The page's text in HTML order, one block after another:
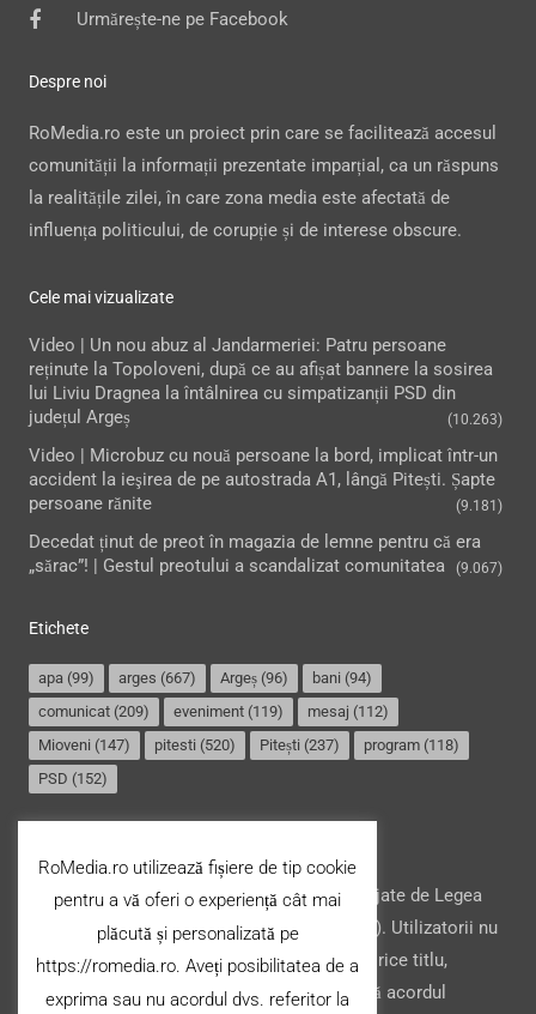
Urmărește-ne pe Facebook
Despre noi
RoMedia.ro este un proiect prin care se facilitează accesul
comunității la informații prezentate imparțial, ca un răspuns
la realitățile zilei, în care zona media este afectată de
influența politicului, de corupție și de interese obscure.
Cele mai vizualizate
Video | Un nou abuz al Jandarmeriei: Patru persoane
reținute la Topoloveni, după ce au afișat bannere la sosirea
lui Liviu Dragnea la întâlnirea cu simpatizanții PSD din
județul Argeș
(10.263)
Video | Microbuz cu nouă persoane la bord, implicat într-un
accident la ieşirea de pe autostrada A1, lângă Pitești. Șapte
persoane rănite
(9.181)
Decedat ținut de preot în magazia de lemne pentru că era
„sărac”! | Gestul preotului a scandalizat comunitatea
(9.067)
Etichete
apa (99) arges (667) Argeș (96) bani (94)
comunicat (209) eveniment (119) mesaj (112)
Mioveni (147) pitesti (520) Pitești (237) program (118)
PSD (152)
Website-ul şi conţinutul acestuia, sunt protejate de Legea
drepturilor de autor din România (nr. 8/1996). Utilizatorii nu
pot copia, stoca, modifica ori transfera cu orice titlu,
conţinutul acestuia (parțial sau integral), fără acordul
RoMedia.ro utilizează fișiere de tip cookie
pentru a vă oferi o experiență cât mai
plăcută și personalizată pe
https://romedia.ro. Aveți posibilitatea de a
exprima sau nu acordul dvs. referitor la